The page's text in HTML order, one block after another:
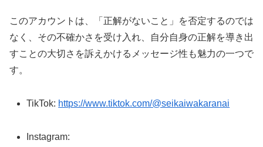
このアカウントは、「正解がないこと」を否定するのでは
なく、その不確かさを受け入れ、自分自身の正解を導き出
すことの大切さを訴えかけるメッセージ性も魅力の一つで
す。
TikTok: https://www.tiktok.com/@seikaiwakaranai
Instagram: